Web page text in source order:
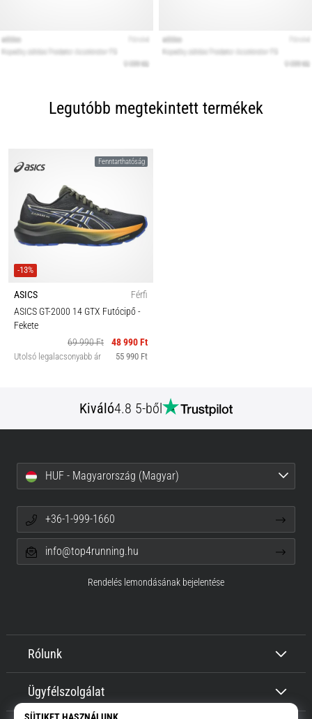
Legutóbb megtekintett termékek
Fenntarthatóság
-13%
ASICS
Férfi
ASICS GT-2000 14 GTX Futócipő-
Fekete
69 990 Ft
48 990 Ft
Utolsó legalacsonyabb ár 55 990 Ft
Kiváló4.8 5-ből
Rólunk
Ügyfélszolgálat
HUF - Magyarország (Magyar)
+36-1-999-1660
info@top4running.hu
Rendelés lemondásának bejelentése